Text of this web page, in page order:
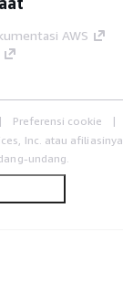
AWS
Preferensi cookie
Inc. atau afiliasinya.
undang.